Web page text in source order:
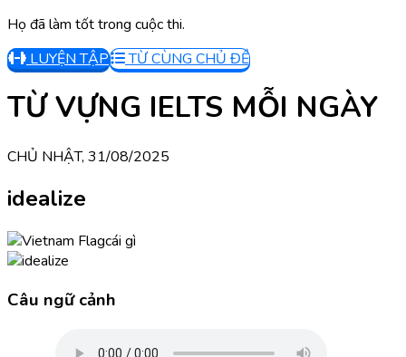
Họ đã làm tốt trong cuộc thi.
LUYỆN TẬP
TỪ CÙNG CHỦ ĐỀ
TỪ VỰNG IELTS MỖI NGÀY
CHỦ NHẬT, 31/08/2025
idealize
cái gì
Câu ngữ cảnh